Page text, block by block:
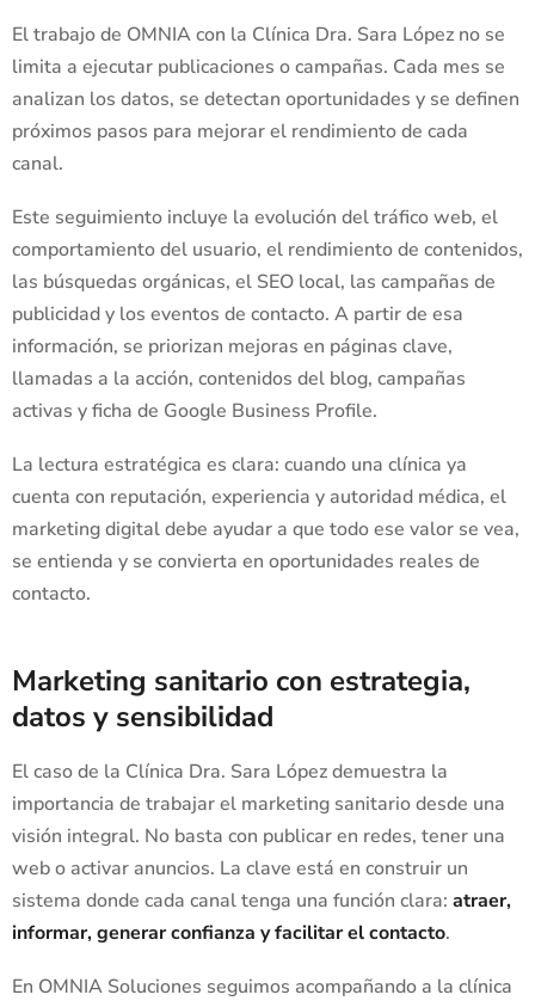
El trabajo de OMNIA con la Clínica Dra. Sara López no se
limita a ejecutar publicaciones o campañas. Cada mes se
analizan los datos, se detectan oportunidades y se definen
próximos pasos para mejorar el rendimiento de cada
canal.
Este seguimiento incluye la evolución del tráfico web, el
comportamiento del usuario, el rendimiento de contenidos,
las búsquedas orgánicas, el SEO local, las campañas de
publicidad y los eventos de contacto. A partir de esa
información, se priorizan mejoras en páginas clave,
llamadas a la acción, contenidos del blog, campañas
activas y ficha de Google Business Profile.
La lectura estratégica es clara: cuando una clínica ya
cuenta con reputación, experiencia y autoridad médica, el
marketing digital debe ayudar a que todo ese valor se vea,
se entienda y se convierta en oportunidades reales de
contacto.
Marketing sanitario con estrategia,
datos y sensibilidad
El caso de la Clínica Dra. Sara López demuestra la
importancia de trabajar el marketing sanitario desde una
visión integral. No basta con publicar en redes, tener una
web o activar anuncios. La clave está en construir un
sistema donde cada canal tenga una función clara: atraer,
informar, generar confianza y facilitar el contacto.
En OMNIA Soluciones seguimos acompañando a la clínica